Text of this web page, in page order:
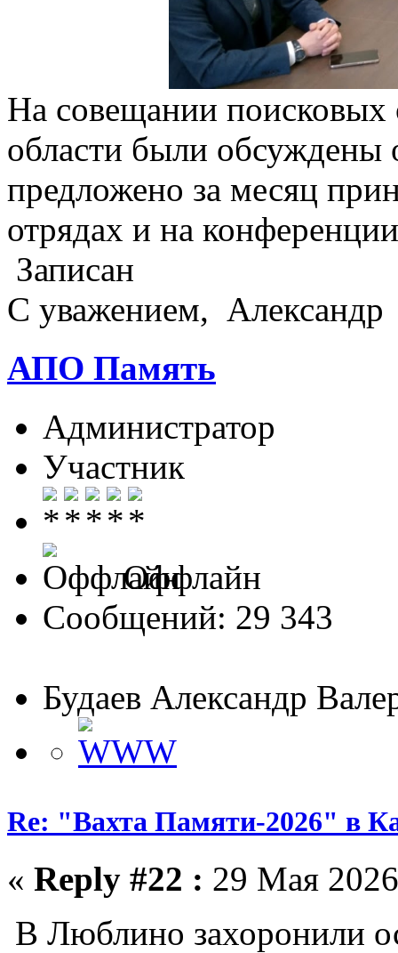
На совещании поисковых
области были обсуждены
предложено за месяц
отрядах и на
Записан
С уважением, Александр
АПО Память
Администратор
Участник
Оффлайн
Сообщений: 29 343
Будаев Александр
Re: "Вахта Памяти-2026" в
« Reply #22 : 29 Мая
В Люблино захоронили